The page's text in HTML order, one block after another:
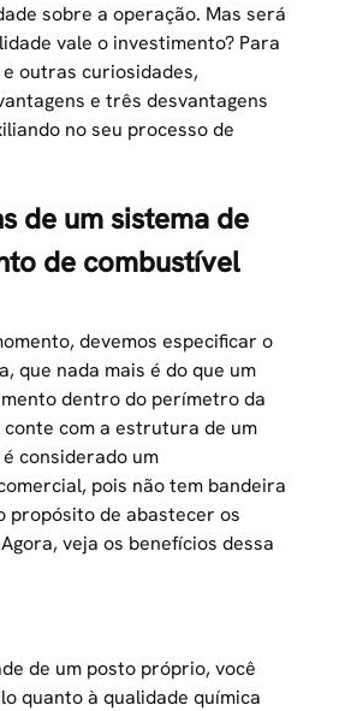
sobre a operação. Mas será
vale o investimento? Para
outras curiosidades,
e três desvantagens
no seu processo de
de um sistema de
de combustível
devemos especificar o
que nada mais é do que um
dentro do perímetro da
com a estrutura de um
considerado um
pois não tem bandeira
propósito de abastecer os
veja os benefícios dessa
de um posto próprio, você
quanto à qualidade química